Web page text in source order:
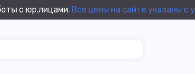
с юр.лицами. Все цены на сайте указаны с